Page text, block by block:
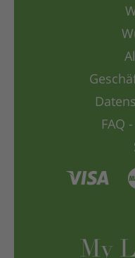
FAQ